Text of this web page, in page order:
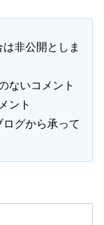
非公開としま
ないコメント
ント
グから承って